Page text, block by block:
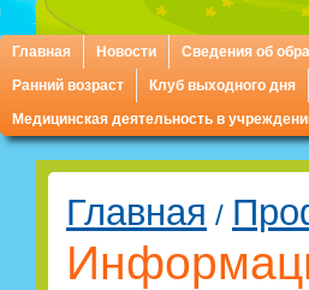
Главная Новости
Сведения об
Ранний возраст
Клуб выходного дня
Медицинская деятельность в
Главная /